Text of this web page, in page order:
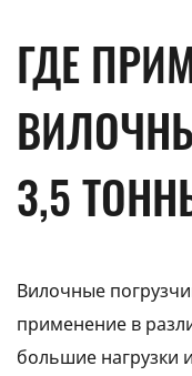
ГДЕ
3,5
Вилочные
применение в
большие нагрузки